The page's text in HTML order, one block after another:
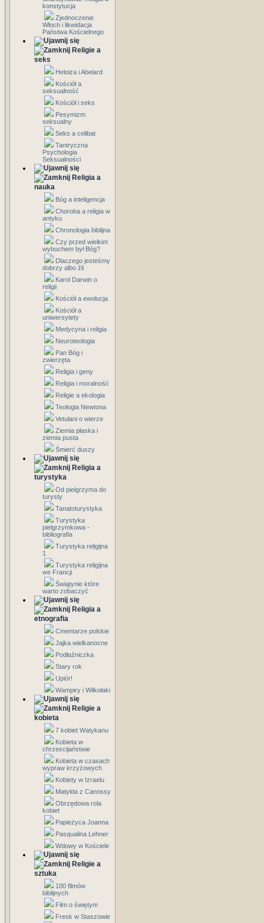
konstytucja
Zjednoczenie
Włoch i likwidacja
Państwa Kościelnego
Religie a
seks
Heloiza i Abelard
Kościół a
seksualność
Kościół i seks
Pesymizm
seksualny
Seks a celibat
Tantryczna
Psychologia
Seksualności
Religia a
nauka
Bóg a inteligencja
Choroba a religia w
antyku
Chronologia biblijna
Czy przed wielkim
wybuchem był Bóg?
Dlaczego jesteśmy
dobrzy albo źli
Karol Darwin o
religii
Kościół a ewolucja
Kościół a
uniwersytety
Medycyna i religia
Neuroteologia
Pan Bóg i
zwierzęta
Religia i geny
Religia i moralność
Religie a ekologia
Teologia Newtona
Vetulani o wierze
Ziemia płaska i
ziemia pusta
Śmierć duszy
Religia a
turystyka
Od pielgrzyma do
turysty
Tanatoturystyka
Turystyka
pielgrzymkowa -
bibliografia
Turystyka religijna
1
Turystyka religijna
we Francji
Świątynie które
warto zobaczyć
Religia a
etnografia
Cmentarze polskie
Jajka wielkanocne
Podłaźniczka
Stary rok
Upiór!
Wampiry i Wilkołaki
Religie a
kobieta
7 kobiet Watykanu
Kobieta w
chrzescijaństwie
Kobieta w czasach
wypraw krzyżowych
Kobiety w Izraelu
Matylda z Canossy
Obrzędowa rola
kobiet
Papieżyca Joanna
Pasqualina Lehner
Wdowy w Kościele
Religie a
sztuka
100 filmów
biblijnych
Film o świętym
Fresk w Staszowie